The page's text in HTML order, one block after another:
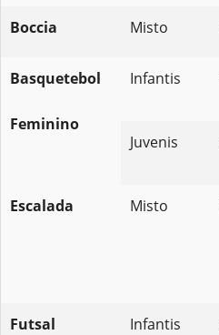
Boccia Misto
Basquetebol
Feminino
Infantis
Juvenis
Escalada Misto
Futsal Infantis